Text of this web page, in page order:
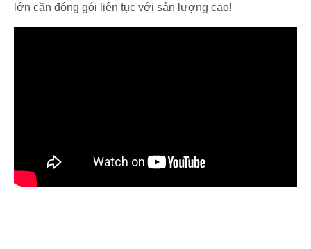
lớn cần đóng gói liên tục với sản lượng cao!